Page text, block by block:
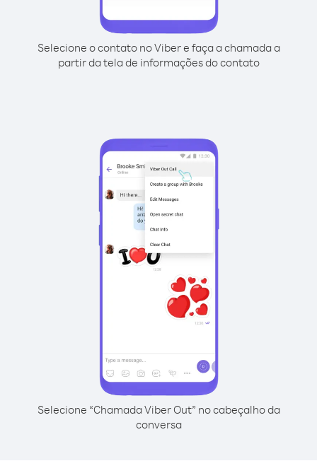
Selecione o contato no Viber e faça a chamada a
partir da tela de informações do contato
Selecione “Chamada Viber Out” no cabeçalho da
conversa